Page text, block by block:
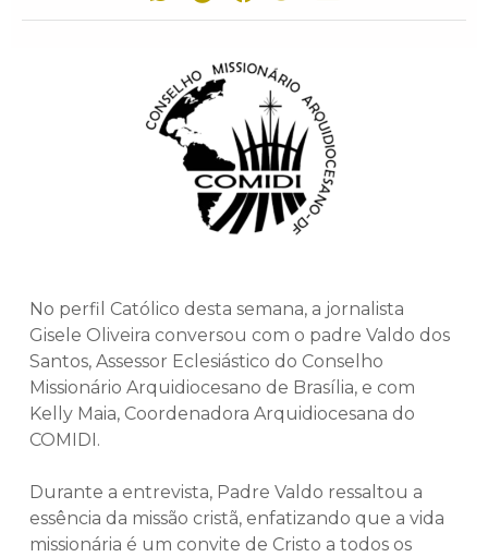
No perfil Católico desta semana, a jornalista
Gisele Oliveira conversou com o padre Valdo dos
Santos, Assessor Eclesiástico do Conselho
Missionário Arquidiocesano de Brasília, e com
Kelly Maia, Coordenadora Arquidiocesana do
COMIDI.
Durante a entrevista, Padre Valdo ressaltou a
essência da missão cristã, enfatizando que a vida
missionária é um convite de Cristo a todos os